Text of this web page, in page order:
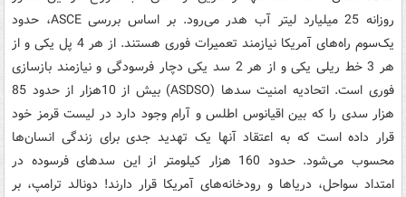
روزانه 25 میلیارد لیتر آب هدر می‌رود. بر اساس بررسی ASCE، حدود
یک‌سوم راه‌های آمریکا نیازمند تعمیرات فوری هستند. از هر 4 پل یکی و از
هر 3 خط ریلی یکی و از هر 2 سد یکی دچار فرسودگی و نیازمند بازسازی
فوری است. اتحادیه امنیت سدها (ASDSO) بیش از 10هزار از حدود 85
هزار سدی را که بین اقیانوس اطلس و آرام وجود دارد در لیست قرمز خود
قرار داده است که به اعتقاد آنها یک تهدید جدی برای زندگی انسان‌ها
محسوب می‌شود. حدود 160 هزار کیلومتر از این سدهای فرسوده در
امتداد سواحل، دریاها و رودخانه‌های آمریکا قرار دارند! دونالد ترامپ، بر